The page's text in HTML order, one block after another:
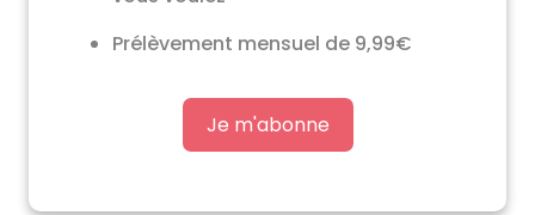
Prélèvement mensuel de 9,99€
Je m'abonne